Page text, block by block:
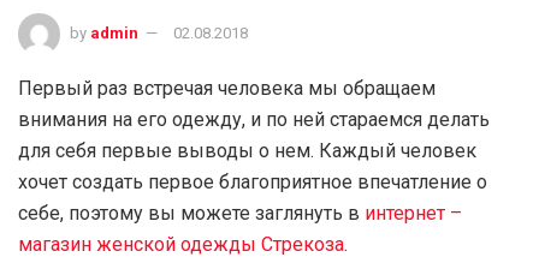
by admin 02.08.2018
Первый раз встречая человека мы обращаем
внимания на его одежду, и по ней стараемся делать
для себя первые выводы о нем. Каждый человек
хочет создать первое благоприятное впечатление о
себе, поэтому вы можете заглянуть в интернет –
магазин женской одежды Стрекоза.